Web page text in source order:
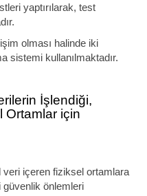
yaptırılarak, test
olması halinde iki
sistemi kullanılmaktadır.
İşlendiği,
Ortamlar için
içeren fiziksel ortamlara
güvenlik önlemleri